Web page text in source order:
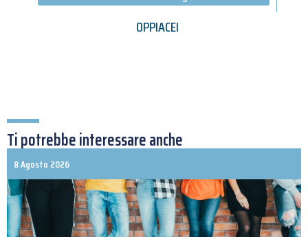
OPPIACEI
Ti potrebbe interessare anche
8 Agosto 2026